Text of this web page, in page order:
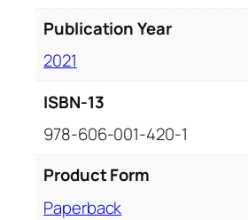
Publication Year
2021
ISBN-13
978-606-001-420-1
Product Form
Paperback